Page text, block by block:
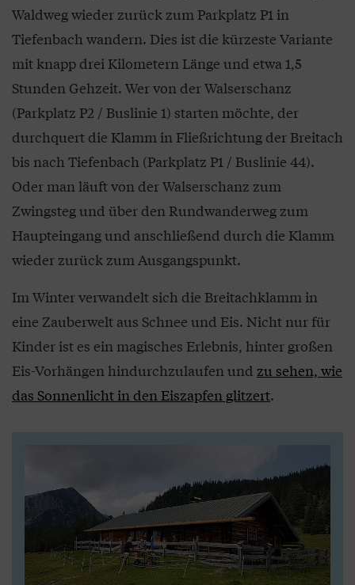
Waldweg wieder zurück zum Parkplatz P1 in
Tiefenbach wandern. Dies ist die kürzeste Variante
mit knapp drei Kilometern Länge und etwa 1,5
Stunden Gehzeit. Wer von der Walserschanz
(Parkplatz P2 / Buslinie 1) starten möchte, der
durchquert die Klamm in Fließrichtung der Breitach
bis nach Tiefenbach (Parkplatz P1 / Buslinie 44).
Oder man läuft von der Walserschanz zum
Zwingsteg und über den Rundwanderweg zum
Haupteingang und anschließend durch die Klamm
wieder zurück zum Ausgangspunkt.
Im Winter verwandelt sich die Breitachklamm in
eine Zauberwelt aus Schnee und Eis. Nicht nur für
Kinder ist es ein magisches Erlebnis, hinter großen
Eis-Vorhängen hindurchzulaufen und zu sehen, wie
das Sonnenlicht in den Eiszapfen glitzert.